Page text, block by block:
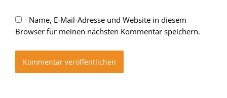
Name, E-Mail-Adresse und Website in diesem
Browser für meinen nächsten Kommentar speichern.